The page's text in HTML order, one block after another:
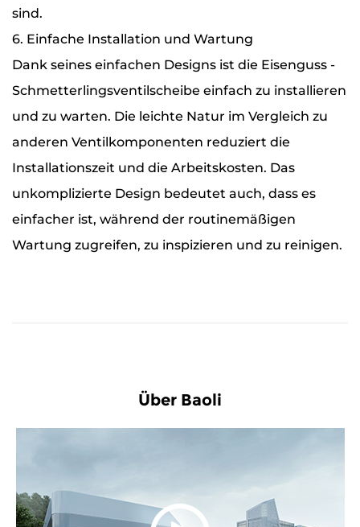
sind.
6. Einfache Installation und Wartung
Dank seines einfachen Designs ist die Eisenguss -
Schmetterlingsventilscheibe einfach zu installieren
und zu warten. Die leichte Natur im Vergleich zu
anderen Ventilkomponenten reduziert die
Installationszeit und die Arbeitskosten. Das
unkomplizierte Design bedeutet auch, dass es
einfacher ist, während der routinemäßigen
Wartung zugreifen, zu inspizieren und zu reinigen.
Über Baoli